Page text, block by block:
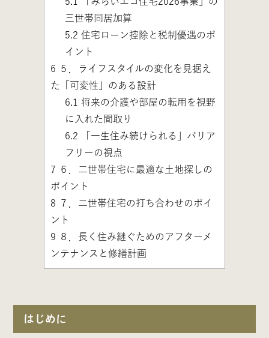
三世帯同居加算
5.2 住宅ローン控除と税制優遇のポ
イント
6 ５．ライフスタイルの変化を見据え
た「可変性」のある設計
6.1
将来の介護や部屋の転用を視野
に入れた間取り
6.2 「一生住み続けられる」バリア
フリーの視点
7 ６．二世帯住宅に最適な土地探しの
ポイント
8 ７．二世帯住宅の打ち合わせのポイ
ント
9 ８．長く住み継ぐためのアフターメ
ンテナンスと修繕計画
はじめに